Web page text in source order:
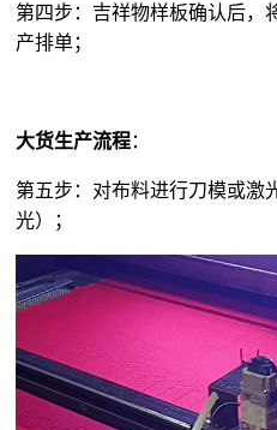
第四步：吉祥物样板确认后，
产排单；
大货生产流程：
第五步：对布料进行刀模或激
光）；